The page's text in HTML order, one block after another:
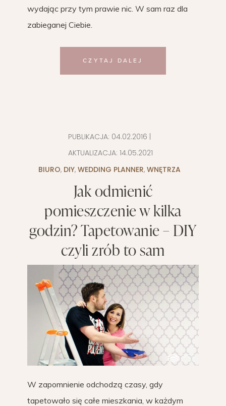
wydając przy tym prawie nic. W sam raz dla
zabieganej Ciebie.
CZYTAJ DALEJ
PUBLIKACJA: 04.02.2016
AKTUALIZACJA: 14.05.2021
BIURO, DIY, WEDDING PLANNER, WNĘTRZA
Jak odmienić
pomieszczenie w kilka
godzin? Tapetowanie – DIY
czyli zrób to sam
W zapomnienie odchodzą czasy, gdy
tapetowało się całe mieszkania, w każdym